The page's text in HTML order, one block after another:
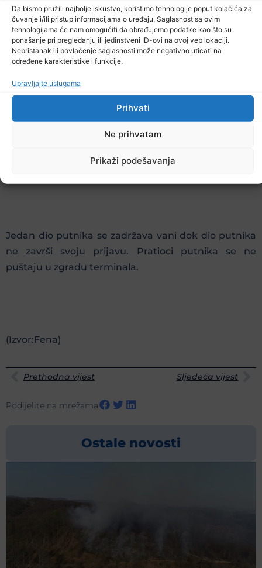
Da bismo pružili najbolje iskustvo, koristimo tehnologije poput kolačića za
čuvanje i/ili pristup informacijama o uređaju. Saglasnost sa ovim
tehnologijama će nam omogućiti da obrađujemo podatke kao što su
ponašanje pri pregledanju ili jedinstveni ID-ovi na ovoj veb lokaciji.
Nepristanak ili povlačenje saglasnosti može negativno uticati na
određene karakteristike i funkcije.
Upravljajte uslugama
Prihvati
Ne prihvatam
Prikaži podešavanja
naglasio je.
Ističe također da su na tuzlanskom aerodromu
poduzete sve potrebne mjere u cilju zaštite putnika,
obavezna je dezinfekcija ruku, kao i dezinfekcija
cijelog prostora. Također, putnici se raspoređuju na
socijalna distanca.
Jedan dio putnika se zadržava vani dok dio putnika
ne završi svoju prijavu. Pratioci putnika se ne
puštaju u zgradu terminala.
(Izvor:Fena)
Prethodna vijest Sljedeća vijest
Podijelite na mrežama
Ostale novosti